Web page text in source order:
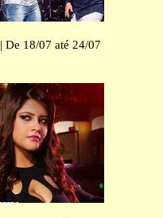
| De 18/07 até 24/07